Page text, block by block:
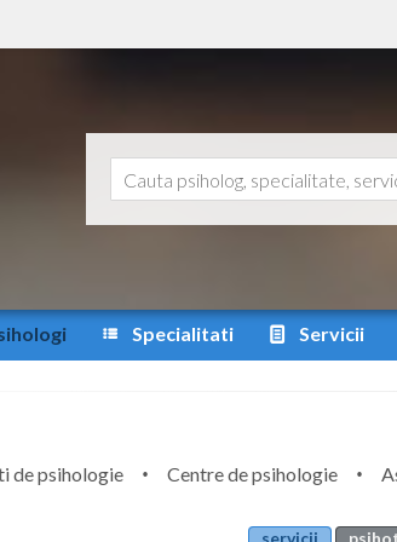
Specialitati Servicii
de psihologie Centre de psihologie
servicii